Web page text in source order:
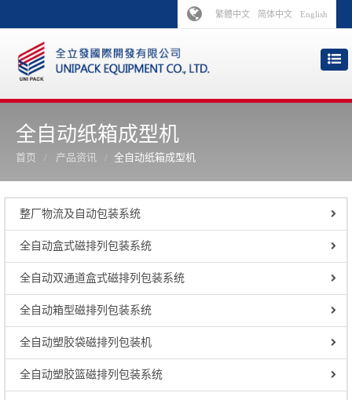
繁體中文 简体中文 English
全自动纸箱成型机
首页 产品资讯 全自动纸箱成型机
整厂物流及自动包装系统
全自动盒式磁排列包装系统
全自动双通道盒式磁排列包装系统
全自动箱型磁排列包装系统
全自动塑胶袋磁排列包装机
全自动塑胶篮磁排列包装系统